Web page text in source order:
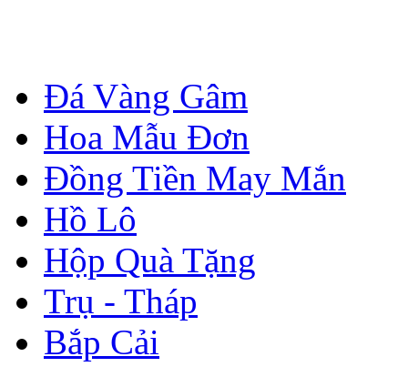
Đá Vàng Gâm
Hoa Mẫu Đơn
Đồng Tiền May Mắn
Hồ Lô
Hộp Quà Tặng
Trụ - Tháp
Bắp Cải